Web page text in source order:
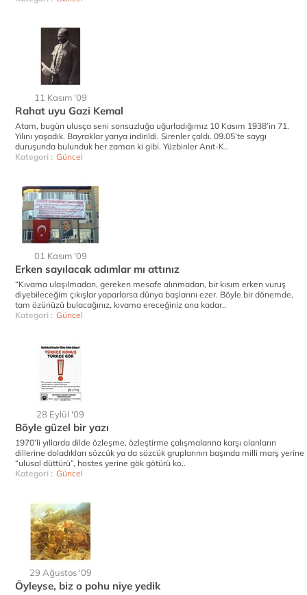
11 Kasım '09
Rahat uyu Gazi Kemal
Atam, bugün ulusça seni sonsuzluğa uğurladığımız 10 Kasım 1938’in 71.
Yılını yaşadık. Bayraklar yarıya indirildi. Sirenler çaldı. 09.05’te saygı
duruşunda bulunduk her zaman ki gibi. Yüzbinler Anıt-K..
Kategori : Güncel
01 Kasım '09
Erken sayılacak adımlar mı attınız
“Kıvama ulaşılmadan, gereken mesafe alınmadan, bir kısım erken vuruş
diyebileceğim çıkışlar yaparlarsa dünya başlarını ezer. Böyle bir dönemde,
tam özünüzü bulacağınız, kıvama ereceğiniz ana kadar..
Kategori : Güncel
28 Eylül '09
Böyle güzel bir yazı
1970’li yıllarda dilde özleşme, özleştirme çalışmalarına karşı olanların
dillerine doladıkları sözcük ya da sözcük gruplarının başında milli marş yerine
“ulusal düttürü”, hostes yerine gök götürü ko..
Kategori : Güncel
29 Ağustos '09
Öyleyse, biz o pohu niye yedik